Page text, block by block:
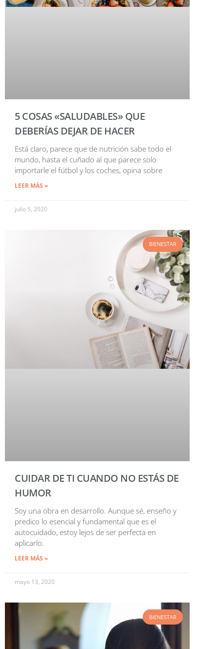
5 COSAS «SALUDABLES» QUE
DEBERÍAS DEJAR DE HACER
Está claro, parece que de nutrición sabe todo el
mundo, hasta el cuñado al que parece solo
importarle el fútbol y los coches, opina sobre
LEER MÁS »
julio 5, 2020
BIENESTAR
CUIDAR DE TI CUANDO NO ESTÁS DE
HUMOR
Soy una obra en desarrollo. Aunque sé, enseño y
predico lo esencial y fundamental que es el
autocuidado, estoy lejos de ser perfecta en
aplicarlo.
LEER MÁS »
mayo 13, 2020
BIENESTAR